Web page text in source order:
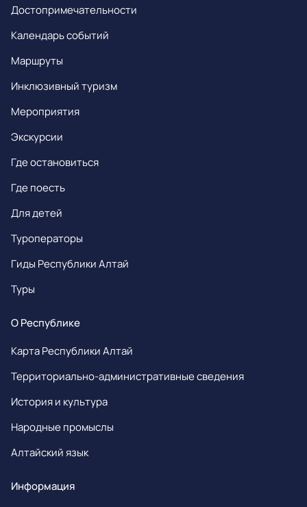
Достопримечательности
Календарь событий
Маршруты
Инклюзивный туризм
Мероприятия
Экскурсии
Где остановиться
Где поесть
Для детей
Туроператоры
Гиды Республики Алтай
Туры
О Республике
Карта Республики Алтай
Территориально-административные сведения
История и культура
Народные промыслы
Алтайский язык
Информация